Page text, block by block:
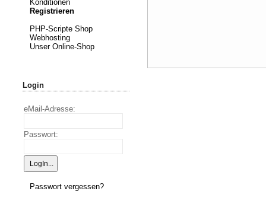
Konditionen
Registrieren
PHP-Scripte Shop
Webhosting
Unser Online-Shop
Login
eMail-Adresse:
Passwort:
Passwort vergessen?